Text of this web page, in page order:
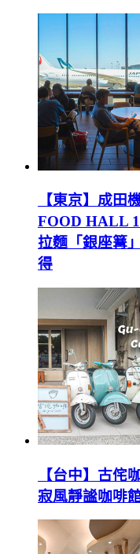
【東京】成田
FOOD HALL
拉麵「銀座篝
得
【台中】古侘
寂風靜謐咖啡